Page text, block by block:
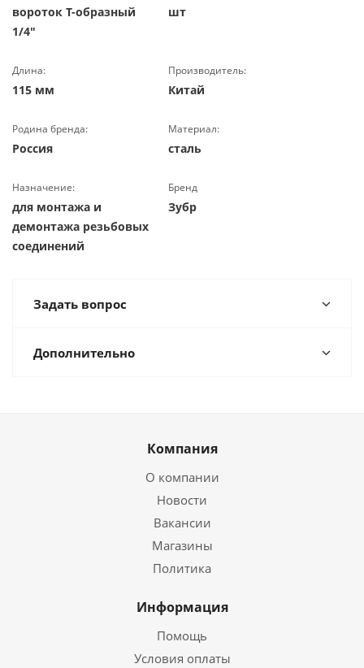
вороток Т-образный
1/4"
шт
Длина:
115 мм
Производитель:
Китай
Родина бренда:
Россия
Материал:
сталь
Назначение:
для монтажа и
демонтажа резьбовых
соединений
Бренд
Зубр
Задать вопрос
Дополнительно
Компания
О компании
Новости
Вакансии
Магазины
Политика
Информация
Помощь
Условия оплаты